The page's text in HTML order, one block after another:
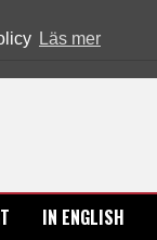
Läs mer
IN ENGLISH